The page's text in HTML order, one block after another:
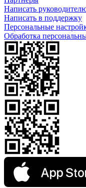
Написать
Написать в поддержку
Персональные
Обработка